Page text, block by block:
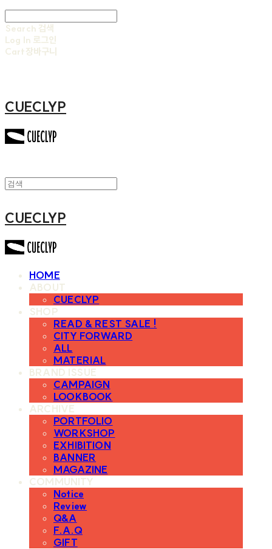
Search 검색
Log In 로그인
Cart장바구니
CUECLYP
CUECLYP
HOME
ABOUT
CUECLYP
SHOP
READ & REST SALE !
CITY FORWARD
ALL
MATERIAL
BRAND ISSUE
CAMPAIGN
LOOKBOOK
ARCHIVE
PORTFOLIO
WORKSHOP
EXHIBITION
BANNER
MAGAZINE
COMMUNITY
Notice
Review
Q&A
F.A.Q
GIFT